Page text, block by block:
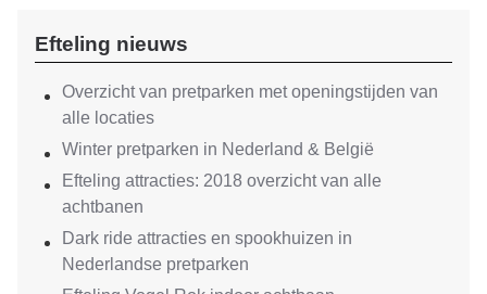
Efteling nieuws
Overzicht van pretparken met openingstijden van
alle locaties
Winter pretparken in Nederland & België
Efteling attracties: 2018 overzicht van alle
achtbanen
Dark ride attracties en spookhuizen in
Nederlandse pretparken